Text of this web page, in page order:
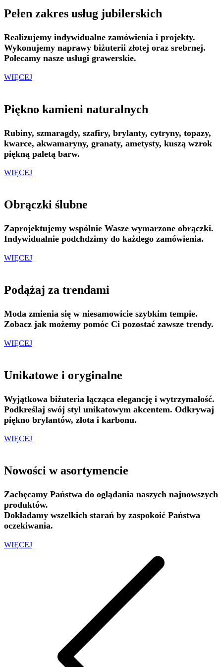
Pełen zakres usług jubilerskich
Realizujemy indywidualne zamówienia i projekty.
Wykonujemy naprawy biżuterii złotej oraz srebrnej.
Polecamy nasze usługi grawerskie.
WIĘCEJ
Piękno kamieni naturalnych
Rubiny, szmaragdy, szafiry, brylanty, cytryny, topazy,
kwarce, akwamaryny, granaty, ametysty, kuszą wzrok
piękną paletą barw.
WIĘCEJ
Obrączki ślubne
Zaprojektujemy wspólnie Wasze wymarzone obrączki.
Indywidualnie podchdzimy do każdego zamówienia.
WIĘCEJ
Podążaj za trendami
Moda zmienia się w niesamowicie szybkim tempie.
Zobacz jak możemy pomóc Ci pozostać zawsze trendy.
WIĘCEJ
Unikatowe i oryginalne
Wyjątkowa biżuteria łącząca elegancję i wytrzymałość.
Podkreślaj swój styl unikatowym akcentem. Odkrywaj
piękno brylantów, złota i karbonu.
WIĘCEJ
Nowości w asortymencie
Zachęcamy Państwa do oglądania naszych najnowszych
produktów.
Dokładamy wszelkich starań by zaspokoić Państwa
oczekiwania.
WIĘCEJ